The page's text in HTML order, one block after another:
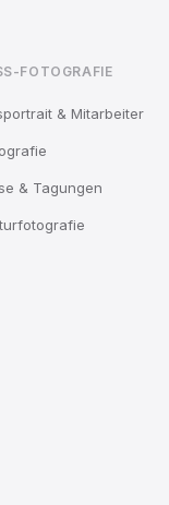
FOTOGRAFIE
& Mitarbeiter
& Tagungen